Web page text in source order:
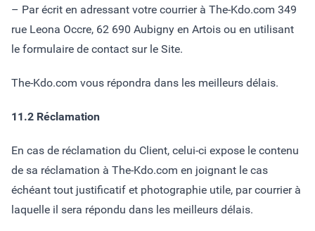
– Par écrit en adressant votre courrier à The-Kdo.com 349
rue Leona Occre, 62 690 Aubigny en Artois ou en utilisant
le formulaire de contact sur le Site.
The-Kdo.com vous répondra dans les meilleurs délais.
11.2 Réclamation
En cas de réclamation du Client, celui-ci expose le contenu
de sa réclamation à The-Kdo.com en joignant le cas
échéant tout justificatif et photographie utile, par courrier à
laquelle il sera répondu dans les meilleurs délais.